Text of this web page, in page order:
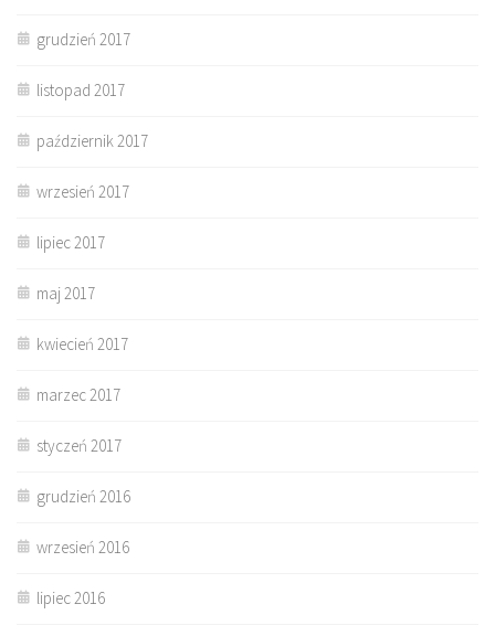
grudzień 2017
listopad 2017
październik 2017
wrzesień 2017
lipiec 2017
maj 2017
kwiecień 2017
marzec 2017
styczeń 2017
grudzień 2016
wrzesień 2016
lipiec 2016